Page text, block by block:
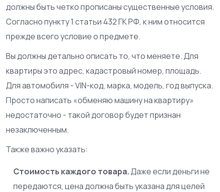
должны быть четко прописаны существенные условия.
Согласно пункту 1 статьи 432 ГК РФ, к ним относится
прежде всего условие о предмете.
Вы должны детально описать то, что меняете. Для
квартиры это адрес, кадастровый номер, площадь.
Для автомобиля - VIN-код, марка, модель, год выпуска.
Просто написать «обменяю машину на квартиру»
недостаточно - такой договор будет признан
незаключенным.
Также важно указать:
Стоимость каждого товара.Даже если деньги не
передаются, цена должна быть указана для целей